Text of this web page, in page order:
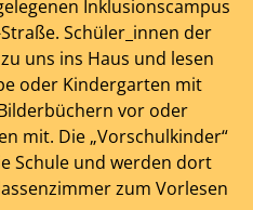
Inklusionscampus
Schüler_innen der
uns ins Haus und lesen
oder Kindergarten mit
vor oder
mit. Die „Vorschulkinder“
Schule und werden dort
zum Vorlesen